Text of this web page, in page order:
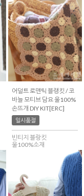
어덜트 로맨틱 블랭킷 / 코
바늘 모티브 담요 울100%
손뜨개 DIY KIT[ERC]
일시품절
빈티지 블랑킷
울100%소재